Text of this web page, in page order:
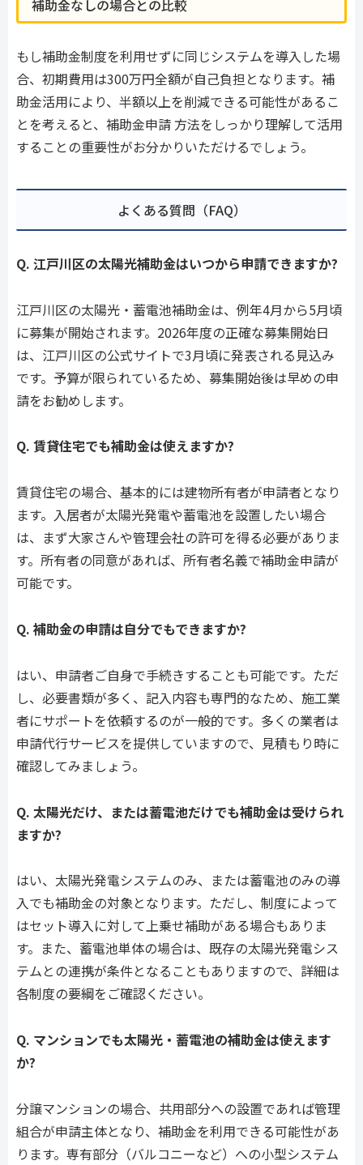
補助金なしの場合との比較
もし補助金制度を利用せずに同じシステムを導入した場
合、初期費用は300万円全額が自己負担となります。補
助金活用により、半額以上を削減できる可能性があるこ
とを考えると、補助金申請 方法をしっかり理解して活用
することの重要性がお分かりいただけるでしょう。
よくある質問（FAQ）
Q. 江戸川区の太陽光補助金はいつから申請できますか?
江戸川区の太陽光・蓄電池補助金は、例年4月から5月頃
に募集が開始されます。2026年度の正確な募集開始日
は、江戸川区の公式サイトで3月頃に発表される見込み
です。予算が限られているため、募集開始後は早めの申
請をお勧めします。
Q. 賃貸住宅でも補助金は使えますか?
賃貸住宅の場合、基本的には建物所有者が申請者となり
ます。入居者が太陽光発電や蓄電池を設置したい場合
は、まず大家さんや管理会社の許可を得る必要がありま
す。所有者の同意があれば、所有者名義で補助金申請が
可能です。
Q. 補助金の申請は自分でもできますか?
はい、申請者ご自身で手続きすることも可能です。ただ
し、必要書類が多く、記入内容も専門的なため、施工業
者にサポートを依頼するのが一般的です。多くの業者は
申請代行サービスを提供していますので、見積もり時に
確認してみましょう。
Q. 太陽光だけ、または蓄電池だけでも補助金は受けられ
ますか?
はい、太陽光発電システムのみ、または蓄電池のみの導
入でも補助金の対象となります。ただし、制度によって
はセット導入に対して上乗せ補助がある場合もありま
す。また、蓄電池単体の場合は、既存の太陽光発電シス
テムとの連携が条件となることもありますので、詳細は
各制度の要綱をご確認ください。
Q. マンションでも太陽光・蓄電池の補助金は使えます
か?
分譲マンションの場合、共用部分への設置であれば管理
組合が申請主体となり、補助金を利用できる可能性があ
ります。専有部分（バルコニーなど）への小型システム